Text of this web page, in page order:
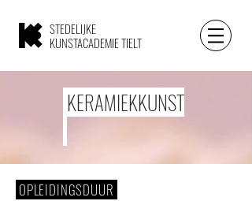
STEDELIJKE
KUNSTACADEMIE TIELT
KERAMIEKKUNST
OPLEIDINGSDUUR